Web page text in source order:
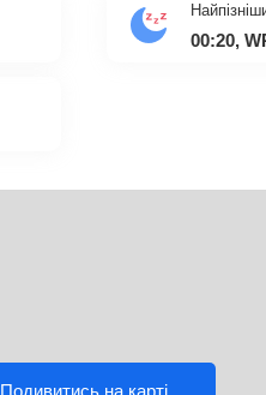
00:20,
Подивитись на карті